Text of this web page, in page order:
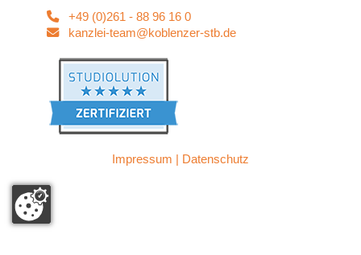
+49 (0)261 - 88 96 16 0
kanzlei-team@koblenzer-stb.de
Impressum | Datenschutz